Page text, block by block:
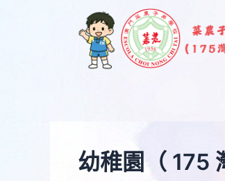
幼稚園（ 175
navigation